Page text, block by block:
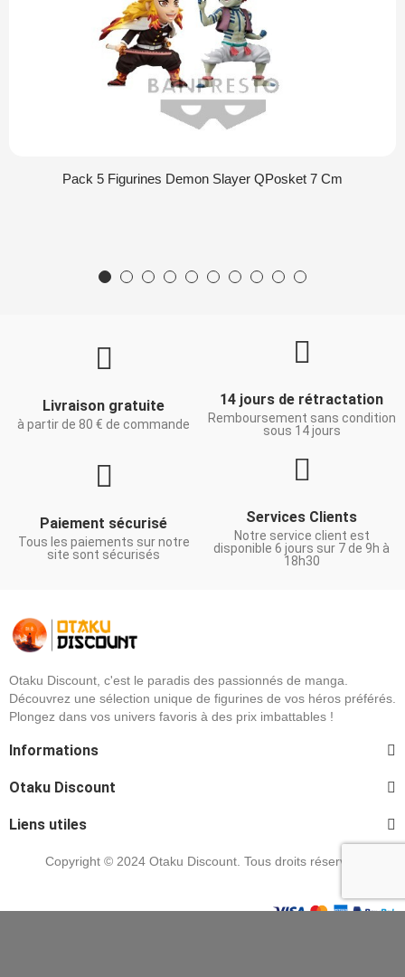
Pack 5 Figurines Demon Slayer QPosket 7 Cm
Livraison gratuite
à partir de 80 € de commande
14 jours de rétractation
Remboursement sans condition
sous 14 jours
Paiement sécurisé
Tous les paiements sur notre
site sont sécurisés
Services Clients
Notre service client est
disponible 6 jours sur 7 de 9h à
18h30
Otaku Discount, c'est le paradis des passionnés de manga.
Découvrez une sélection unique de figurines de vos héros préférés.
Plongez dans vos univers favoris à des prix imbattables !
Informations
Otaku Discount
Liens utiles
Copyright © 2024 Otaku Discount. Tous droits réservés